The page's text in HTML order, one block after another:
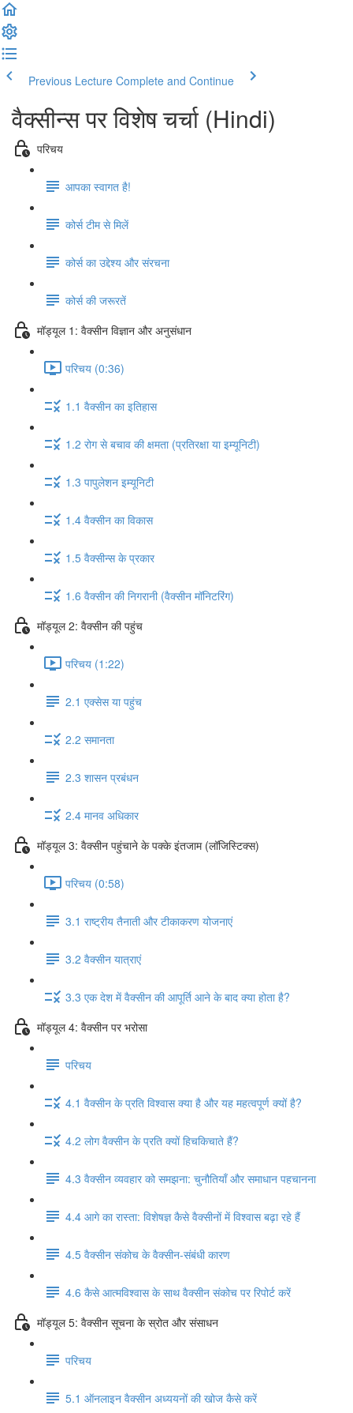
Previous Lecture Complete and Continue
वैक्सीन्स पर विशेष चर्चा (Hindi)
परिचय
आपका स्वागत है!
कोर्स टीम से मिलें
कोर्स का उद्देश्य और संरचना
कोर्स की जरूरतें
मॉड्यूल 1: वैक्सीन विज्ञान और अनुसंधान
परिचय (0:36)
1.1 वैक्सीन का इतिहास
1.2 रोग से बचाव की क्षमता (प्रतिरक्षा या इम्यूनिटी)
1.3 पापुलेशन इम्यूनिटी
1.4 वैक्सीन का विकास
1.5 वैक्सीन्स के प्रकार
1.6 वैक्सीन की निगरानी (वैक्सीन मॉनिटरिंग)
मॉड्यूल 2: वैक्सीन की पहुंच
परिचय (1:22)
2.1 एक्सेस या पहुंच
2.2 समानता
2.3 शासन प्रबंधन
2.4 मानव अधिकार
मॉड्यूल 3: वैक्सीन पहुंचाने के पक्के इंतजाम (लॉजिस्टिक्स)
परिचय (0:58)
3.1 राष्ट्रीय तैनाती और टीकाकरण योजनाएं
3.2 वैक्सीन यात्राएं
3.3 एक देश में वैक्सीन की आपूर्ति आने के बाद क्या होता है?
मॉड्यूल 4: वैक्सीन पर भरोसा
परिचय
4.1 वैक्सीन के प्रति विश्वास क्या है और यह महत्वपूर्ण क्यों है?
4.2 लोग वैक्सीन के प्रति क्यों हिचकिचाते हैं?
4.3 वैक्सीन व्यवहार को समझना: चुनौतियाँ और समाधान पहचानना
4.4 आगे का रास्ता: विशेषज्ञ कैसे वैक्सीनों में विश्वास बढ़ा रहे हैं
4.5 वैक्सीन संकोच के वैक्सीन-संबंधी कारण
4.6 कैसे आत्मविश्वास के साथ वैक्सीन संकोच पर रिपोर्ट करें
मॉड्यूल 5: वैक्सीन सूचना के स्रोत और संसाधन
परिचय
5.1 ऑनलाइन वैक्सीन अध्ययनों की खोज कैसे करें